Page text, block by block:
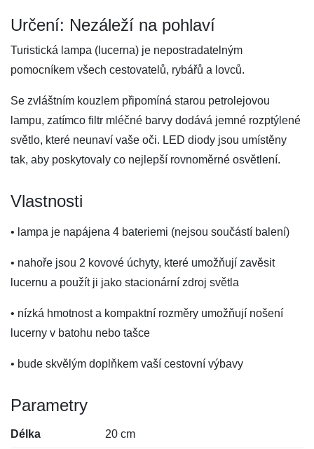
Určení: Nezáleží na pohlaví
Turistická lampa (lucerna) je nepostradatelným
pomocníkem všech cestovatelů, rybářů a lovců.
Se zvláštním kouzlem připomíná starou petrolejovou
lampu, zatímco filtr mléčné barvy dodává jemné rozptýlené
světlo, které neunaví vaše oči. LED diody jsou umístěny
tak, aby poskytovaly co nejlepší rovnoměrné osvětlení.
Vlastnosti
• lampa je napájena 4 bateriemi (nejsou součástí balení)
• nahoře jsou 2 kovové úchyty, které umožňují zavěsit
lucernu a použít ji jako stacionární zdroj světla
• nízká hmotnost a kompaktní rozměry umožňují nošení
lucerny v batohu nebo tašce
• bude skvělým doplňkem vaší cestovní výbavy
Parametry
Délka 20 cm